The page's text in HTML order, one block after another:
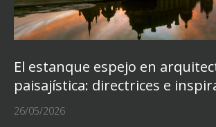
El estanque espejo en
paisajística: directrices e
26/05/2026